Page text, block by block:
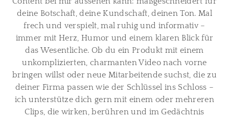
deine Botschaft, deine Kundschaft, deinen Ton. Mal
frech und verspielt, mal ruhig und informativ –
immer mit Herz, Humor und einem klaren Blick für
das Wesentliche. Ob du ein Produkt mit einem
unkomplizierten, charmanten Video nach vorne
bringen willst oder neue Mitarbeitende suchst, die zu
deiner Firma passen wie der Schlüssel ins Schloss –
ich unterstütze dich gern mit einem oder mehreren
Clips, die wirken, berühren und im Gedächtnis
PREISE
BLOG
FOTOBOX MIETEN
MAKE-UP & HAIR STYLING
REFERENZEN
DATENSCHUTZ & IMPRESSUM